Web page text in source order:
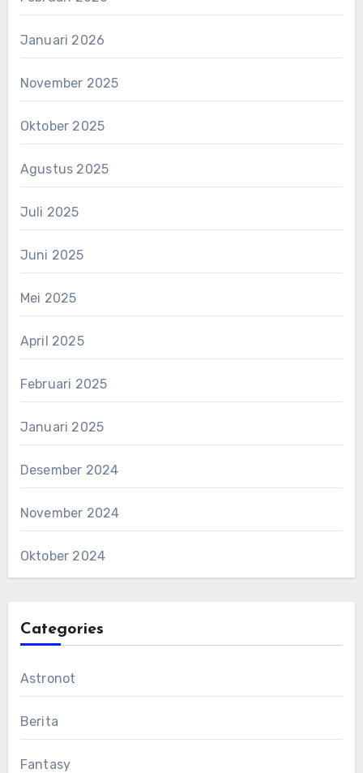
Januari 2026
November 2025
Oktober 2025
Agustus 2025
Juli 2025
Juni 2025
Mei 2025
April 2025
Februari 2025
Januari 2025
Desember 2024
November 2024
Oktober 2024
Categories
Astronot
Berita
Fantasy